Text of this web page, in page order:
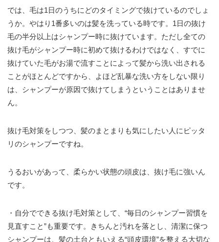
では、毛は1日のうちにどのタイミングで抜けているのでしょ
うか。やはり1番多いのは髪を洗っている時です。1日の抜け
毛の半分以上はシャンプー時に抜けています。ただし全ての
抜け毛がシャンプー時に初めて抜けるわけではなく、すでに
抜けていた毛がお湯で流すことによって髪から洗い出される
ことがほとんどですから、よほど乱暴な洗い方をしない限り
は、シャンプーが原因で抜けてしまうということはありませ
ん。
抜け毛対策をしつつ、髪のまとまりも気にしたい人にピッタ
リのシャンプーですね。
うるおいがあって、柔らかい状態の頭皮は、抜け毛に強いん
です。
・自分でできる抜け毛対策として、“毎日のシャンプー習慣を
見直すこと”も重要です。きちんと汚れを落とし、清潔に保つ
シャンプーは、髪の土台ともいえる“頭皮環境”を整える大切な